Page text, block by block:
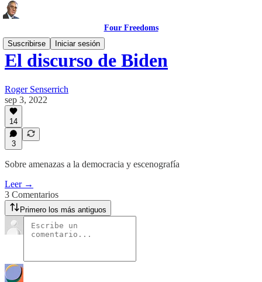
Four Freedoms
Suscribirse
Iniciar sesión
El discurso de Biden
Roger Senserrich
sep 3, 2022
14
3
Sobre amenazas a la democracia y escenografía
Leer →
3 Comentarios
Primero los más antiguos